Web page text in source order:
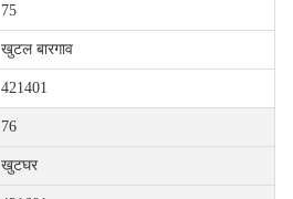
75
खुटल बारगाव
421401
76
खुटघर